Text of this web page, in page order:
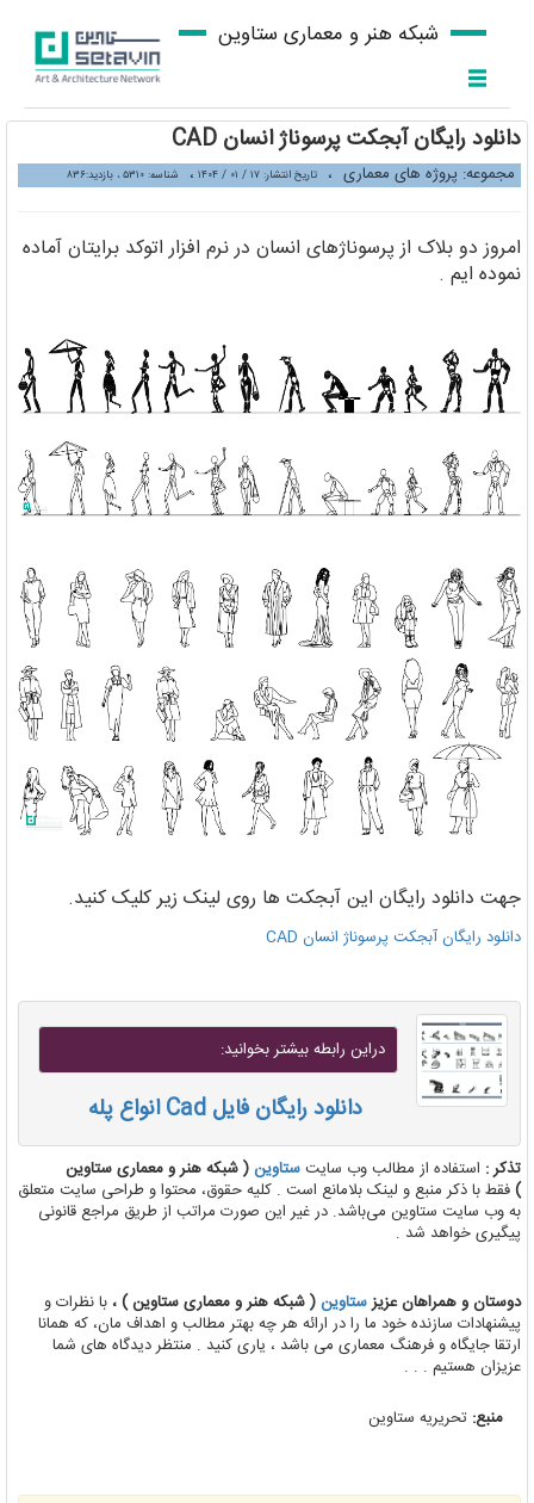
شبکه هنر و معماری ستاوین
دانلود رایگان آبجکت پرسوناژ انسان CAD
مجموعه: پروژه های معماری ، تاریخ انتشار: ۱۷ / ۰۱ / ۱۴۰۴ ، شناسه: ۵۳۱۰ ، بازدید:۸۳۶
امروز دو بلاک از پرسوناژهای انسان در نرم افزار اتوکد برایتان آماده
نموده ایم .
جهت دانلود رایگان این آبجکت ها روی لینک زیر کلیک کنید.
دانلود رایگان آبجکت پرسوناژ انسان CAD
دراين رابطه بيشتر بخوانيد:
دانلود رایگان فایل Cad انواع پله
تذکر : استفاده از مطالب وب سایتستاوین( شبکه هنر و معماری ستاوین
)فقط با ذکر منبع و لینک بلامانع است . کلیه حقوق، محتوا و طراحی سایت متعلق
به وب سایت ستاوین می‌باشد. در غیر این صورت مراتب از طریق مراجع قانونی
پیگیری خواهد شد .
دوستان و همراهان عزیزستاوین( شبکه هنر و معماری ستاوین ) ، با نظرات و
پیشنهادات سازنده خود ما را در ارائه هر چه بهتر مطالب و اهداف مان، که همانا
ارتقا جایگاه و فرهنگ معماری می باشد ، یاری کنید . منتظر دیدگاه های شما
عزیزان هستیم . . .
منبع: تحریریه ستاوین